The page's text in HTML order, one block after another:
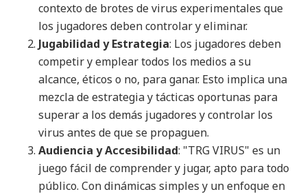
contexto de brotes de virus experimentales que
los jugadores deben controlar y eliminar​​.
Jugabilidad y Estrategia: Los jugadores deben
competir y emplear todos los medios a su
alcance, éticos o no, para ganar. Esto implica una
mezcla de estrategia y tácticas oportunas para
superar a los demás jugadores y controlar los
virus antes de que se propaguen​​.
Audiencia y Accesibilidad: "TRG VIRUS" es un
juego fácil de comprender y jugar, apto para todo
público. Con dinámicas simples y un enfoque en